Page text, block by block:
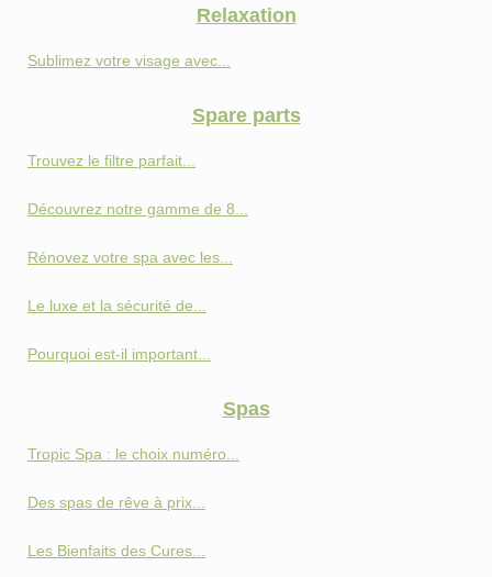
Relaxation
Sublimez votre visage avec...
Spare parts
Trouvez le filtre parfait...
Découvrez notre gamme de 8...
Rénovez votre spa avec les...
Le luxe et la sécurité de...
Pourquoi est-il important...
Spas
Tropic Spa : le choix numéro...
Des spas de rêve à prix...
Les Bienfaits des Cures...